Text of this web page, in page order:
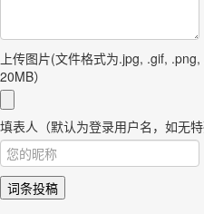
上传图片(文件格式为.jpg, .gif,
20MB）
填表人（默认为登录用户名，如无特
词条投稿